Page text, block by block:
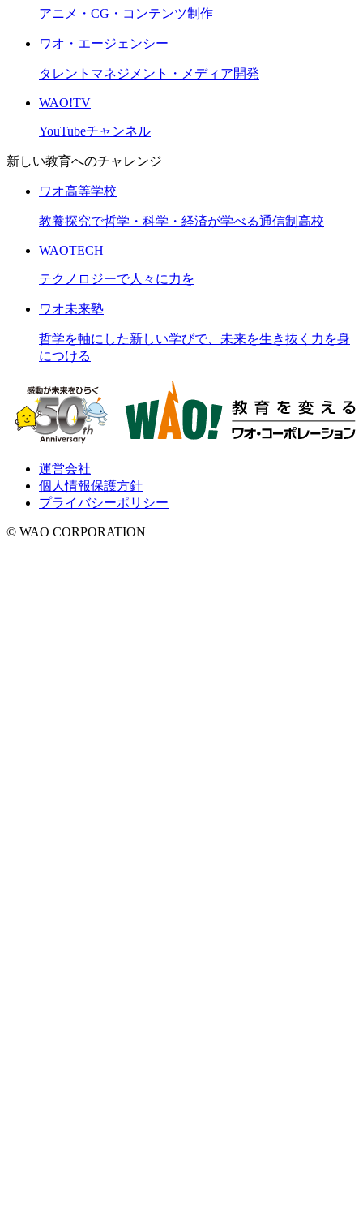
アニメ・CG・コンテンツ制作
ワオ・エージェンシー
タレントマネジメント・メディア開発
WAO!TV
YouTubeチャンネル
新しい教育へのチャレンジ
ワオ高等学校
教養探究で哲学・科学・経済が学べる通信制高校
WAOTECH
テクノロジーで人々に力を
ワオ未来塾
哲学を軸にした新しい学びで、未来を生き抜く力を身
につける
運営会社
個人情報保護方針
プライバシーポリシー
© WAO CORPORATION